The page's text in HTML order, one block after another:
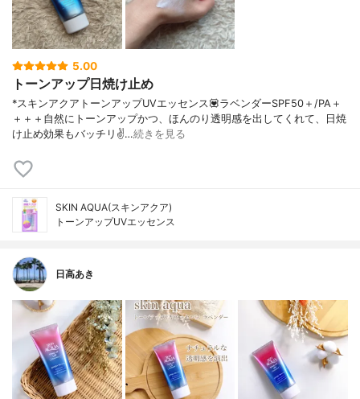
5.00
トーンアップ日焼け止め
*スキンアクアトーンアップUVエッセンス💟ラベンダーSPF50＋/PA＋
＋＋＋自然にトーンアップかつ、ほんのり透明感を出してくれて、日焼
け止め効果もバッチリ✌️…続きを見る
SKIN AQUA(スキンアクア)
トーンアップUVエッセンス
日高あき